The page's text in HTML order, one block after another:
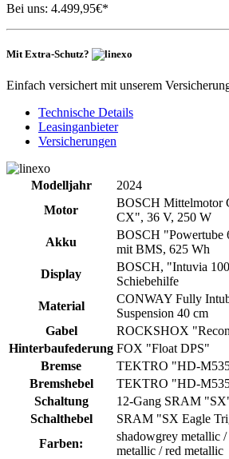
Bei uns: 4.499,95€*
Mit Extra-Schutz?
Einfach versichert mit unserem
Technische Details
Leasinganbieter
Versicherungen
Modelljahr
2024
Motor
BOSCH Mittelmotor
CX", 36 V, 250 W
Akku
BOSCH "Powertube
mit BMS, 625 Wh
Display
BOSCH, "Intuvia
Schiebehilfe
Material
CONWAY Fully
Suspension 40 cm
Gabel
ROCKSHOX
Hinterbaufederung FOX "Float DPS"
Bremse
TEKTRO "HD-
Bremshebel
TEKTRO "HD-
Schaltung
12-Gang SRAM
Schalthebel
SRAM "SX Eagle
Farben:
shadowgrey metallic /
metallic / red metallic